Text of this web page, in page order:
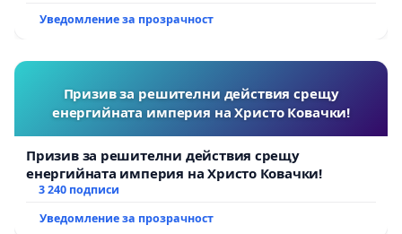
Уведомление за прозрачност
Призив за решителни действия срещу
енергийната империя на Христо Ковачки!
Призив за решителни действия срещу
енергийната империя на Христо Ковачки!
3 240 подписи
Уведомление за прозрачност